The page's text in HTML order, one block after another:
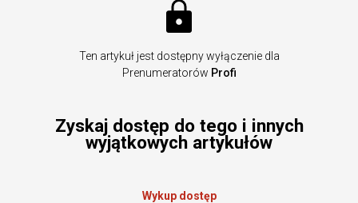
Ten artykuł jest dostępny wyłączenie dla
Prenumeratorów Profi
Zyskaj dostęp do tego i innych
wyjątkowych artykułów
Wykup dostęp